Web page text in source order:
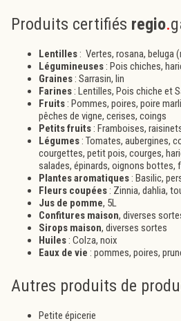
Produits certifiés regio.
Lentilles : Vertes, rosana, beluga
Légumineuses : Pois chiches,
Graines : Sarrasin, lin
Farines : Lentilles, Pois chiche et
Fruits : Pommes, poires, poire
pêches de vigne, cerises, coings
Petits fruits : Framboises,
Légumes : Tomates, aubergines,
courgettes, petit pois, courges,
salades, épinards, oignons bottes,
Plantes aromatiques : Basilic,
Fleurs coupées : Zinnia, dahlia,
Jus de pomme, 5L
Confitures maison, diverses
Sirops maison, diverses sortes
Huiles : Colza, noix
Eaux de vie : pommes, poires,
Autres produits de
Petite épicerie